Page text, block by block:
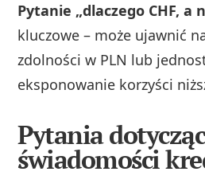
Pytanie „dlaczego CHF, a
kluczowe – może ujawnić
zdolności w PLN lub
eksponowanie korzyści
Pytania
świadomości